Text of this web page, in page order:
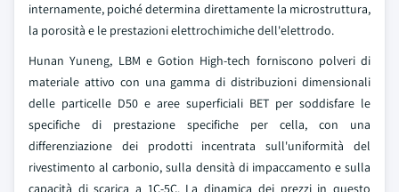
internamente, poiché determina direttamente la microstruttura,
la porosità e le prestazioni elettrochimiche dell'elettrodo.
Hunan Yuneng, LBM e Gotion High-tech forniscono polveri di
materiale attivo con una gamma di distribuzioni dimensionali
delle particelle D50 e aree superficiali BET per soddisfare le
specifiche di prestazione specifiche per cella, con una
differenziazione dei prodotti incentrata sull'uniformità del
rivestimento al carbonio, sulla densità di impaccamento e sulla
capacità di scarica a 1C-5C. La dinamica dei prezzi in questo